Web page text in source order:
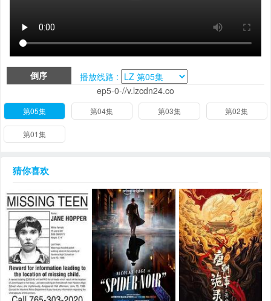
倒序
播放线路 :
ep5-0-//v.lzcdn24.co
第05集 第04集 第03集 第02集
第01集
猜你喜欢